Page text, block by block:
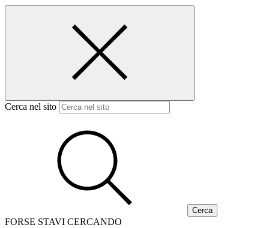
Cerca nel sito
FORSE STAVI CERCANDO